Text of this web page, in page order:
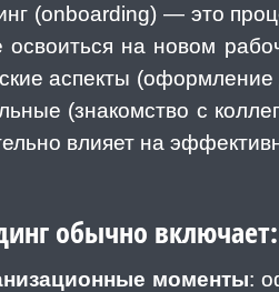
(onboarding) — это
освоиться на новом
аспекты
(знакомство с
влияет на
обычно включает:
моменты: